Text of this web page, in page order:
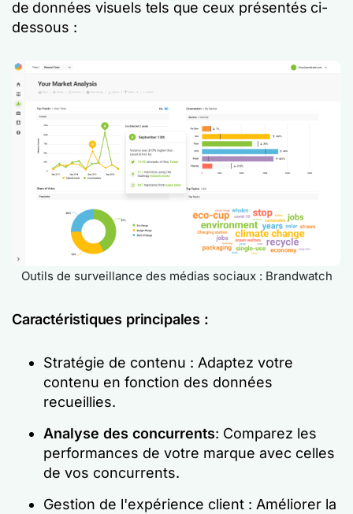
de données visuels tels que ceux présentés ci-
dessous :
Outils de surveillance des médias sociaux : Brandwatch
Caractéristiques principales :
Stratégie de contenu : Adaptez votre
contenu en fonction des données
recueillies.
Analyse des concurrents: Comparez les
performances de votre marque avec celles
de vos concurrents.
Gestion de l'expérience client : Améliorer la